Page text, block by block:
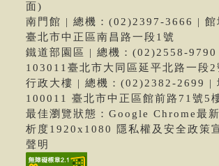
面)
南門館 | 總機：(02)2397-3666 | 館
臺北市中正區南昌路一段1號
鐵道部園區 | 總機：(02)2558-9790
103011臺北市大同區延平北路一段2
行政大樓 | 總機：(02)2382-2699 |
100011 臺北市中正區館前路71號5
最佳瀏覽狀態：Google Chrome最
析度1920x1080 隱私權及安全政策
聲明